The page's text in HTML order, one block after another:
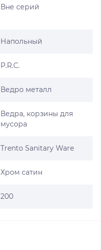
Вне серий
Напольный
P.R.C.
Ведро металл
Ведра, корзины для
мусора
Trento Sanitary Ware
Хром сатин
200